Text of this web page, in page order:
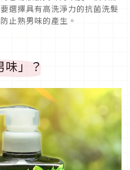
選擇具有高洗淨力的抗菌洗髮
止熟男味的產生。
味」？